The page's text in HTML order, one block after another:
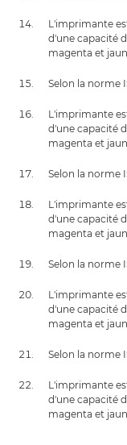
L'imprimante
d'une capacité
magenta et
Selon la norme
L'imprimante
d'une capacité
magenta et
Selon la norme
L'imprimante
d'une capacité
magenta et
Selon la norme
L'imprimante
d'une capacité
magenta et
Selon la norme
L'imprimante
d'une capacité
magenta et